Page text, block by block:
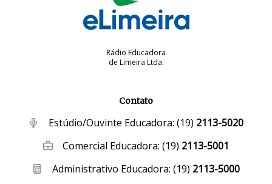
Rádio Educadora
de Limeira Ltda.
Contato
Estúdio/Ouvinte Educadora: (19) 2113-5020
Comercial Educadora:(19) 2113-5001
Administrativo Educadora: (19) 2113-5000